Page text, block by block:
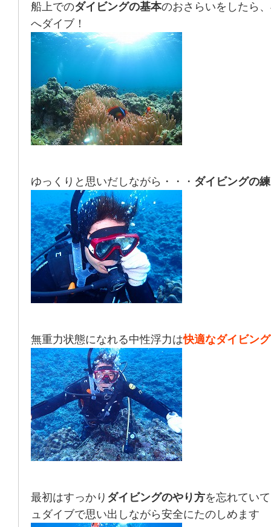
船上でのダイビングの基本のおさらいをしたら
へダイブ！
ゆっくりと思いだしながら・・・ ダイビングの
無重力状態になれる中性浮力は快適なダイビング
最初はすっかり ダイビングのやり方を忘れてい
ュダイブで思い出しながら安全にたのしめます